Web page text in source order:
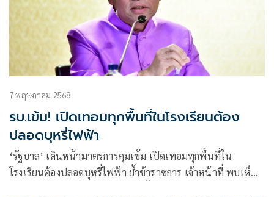
7 พฤษภาคม 2568
รบ.เข้ม! เปิดเทอมทุกพื้นที่ในโรงเรียนต้อง
ปลอดบุหรี่ไฟฟ้า
‘รัฐบาล’ เดินหน้ามาตรการคุมเข้ม เปิดเทอมทุกพื้นที่ใน
โรงเรียนต้องปลอดบุหรี่ไฟฟ้า ย้ำข้าราชการ เจ้าหน้าที่ พบเห็นมี